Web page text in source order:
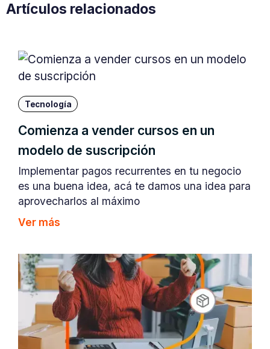
Artículos relacionados
Tecnología
Comienza a vender cursos en un
modelo de suscripción
Implementar pagos recurrentes en tu negocio
es una buena idea, acá te damos una idea para
aprovecharlos al máximo
Ver más